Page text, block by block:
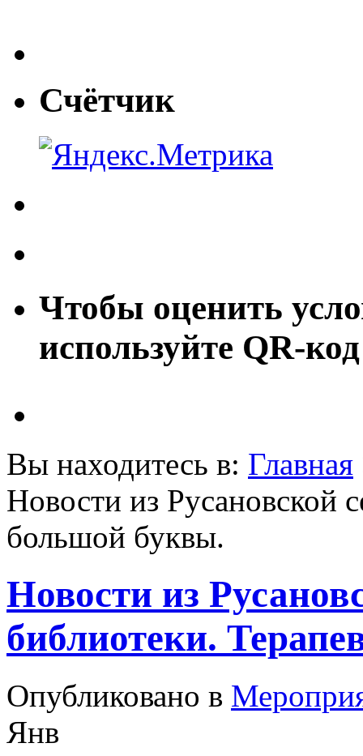
Счётчик
Чтобы оценить
используйте QR-код
Вы находитесь в: Главная
Новости из Русановской
большой буквы.
Новости из
библиотеки.
Опубликовано в
Янв